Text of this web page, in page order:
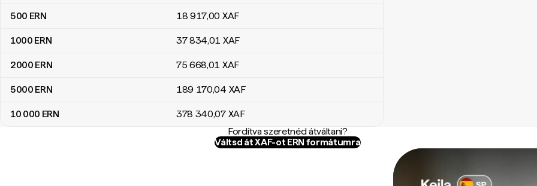
500 ERN 18 917,00 XAF
1000 ERN 37 834,01 XAF
2000 ERN 75 668,01 XAF
5000 ERN 189 170,04 XAF
10 000 ERN 378 340,07 XAF
Fordítva szeretnéd átváltani?
Váltsd át XAF-ot ERN formátumra